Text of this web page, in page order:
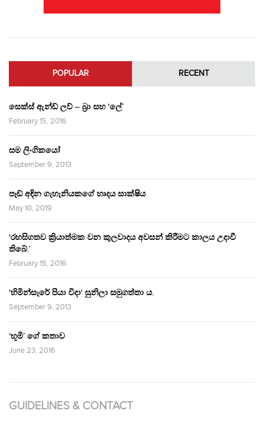
POPULAR RECENT
සෙක්ස් ඇන්ඩ් ලව් – බ්‍රා සහ ‘ලේ’
February 15, 2016
සම ලිංගිකයෝ
September 9, 2013
පෑඩ් අඳින ගැහැනියකගේ හෘදය සාක්ෂිය
May 10, 2019
‘රහසිගතව ක්‍රියාත්මක වන කුලවාදය අවසන් කිරීමට කාලය උදාවී
තිබේ.’
February 15, 2016
‘හිමින්සැරේ පියා විදා‘ සුනිලා සමුගත්තා ය.
September 9, 2013
‘භූමි’ ගේ කතාව
June 23, 2016
GUIDELINES & CONTACT